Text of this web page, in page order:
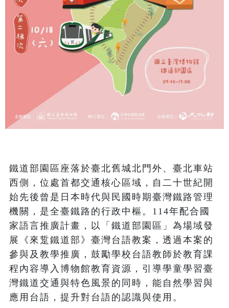
鐵道部園區座落於臺北舊城北門外、臺北車站
西側，位處首都交通核心區域，自二十世紀開
始先後曾是日本時代與民國時期臺灣鐵路管理
機關，是全臺鐵路的行政中樞。114年配合國
家語言推廣計畫，以「鐵道部園區」為場域發
展《來踅鐵道部》臺灣台語教案，透過本案的
參與及教學推廣，鼓勵學校台語教師於教育課
程內容導入博物館教育資源，引導學童學習臺
灣鐵道交通與特色風景的同時，能自然學習與
應用台語，提升對台語的認識與使用。